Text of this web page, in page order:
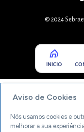
© 2024
INICIO
Aviso de Cookies
Nós usamos cookies e
melhorar a sua